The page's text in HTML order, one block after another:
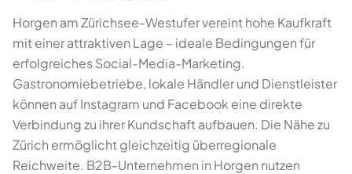
Horgen am Zürichsee-Westufer vereint hohe Kaufkraft
mit einer attraktiven Lage – ideale Bedingungen für
erfolgreiches Social-Media-Marketing.
Gastronomiebetriebe, lokale Händler und Dienstleister
können auf Instagram und Facebook eine direkte
Verbindung zu ihrer Kundschaft aufbauen. Die Nähe zu
Zürich ermöglicht gleichzeitig überregionale
Reichweite. B2B-Unternehmen in Horgen nutzen